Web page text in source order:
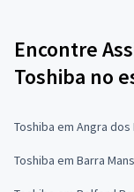
Encontre
Toshiba no
Toshiba em Angra dos
Toshiba em Barra